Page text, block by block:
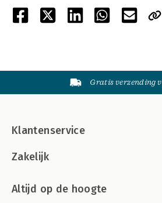
Gratis verzending
Klantenservice
Zakelijk
Altijd op de hoogte